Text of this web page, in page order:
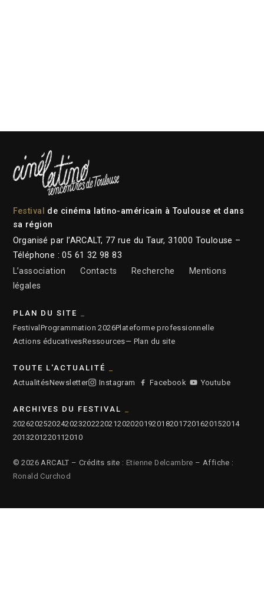
Festival
de cinéma latino-américain à Toulouse et dans
sa région
Organisé par l’ARCALT, 77 rue du Taur, 31000 Toulouse –
Téléphone : 05 61 32 98 83
L’association
Contacts Recherche
Mentions
légales
PLAN DU SITE
FestivalProgrammation 2026Plateforme professionnelle
Actions éducativesRessources— Plan du site
TOUTE L'ACTUALITÉ
ActualitésNewsletter Instagram Facebook Youtube
ARCHIVES DU FESTIVAL
2026202520242023202220212020201920182017201620152014
2013201220112010
© 2026 ARCALT – Crédits site : Etienne Delcambre – Affiche :
Ronald Curchod